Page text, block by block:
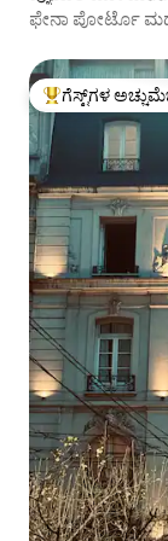
ಫೇನಾ ಪೋರ್ಟೊ
ಗೆಸ್ಟ್‌ಗಳಿಗೆ ಅತಿ ಹೆಚ್ಚು
ಗೆಸ್ಟ್‌ಗಳ